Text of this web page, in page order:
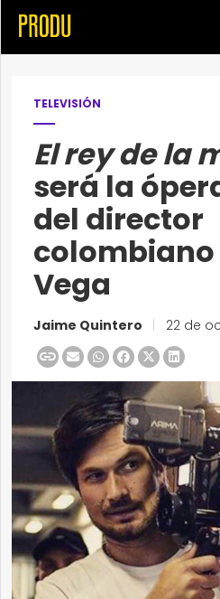
TELEVISIÓN
El rey de la
será la
del director
Vega
Jaime Quintero 22 de